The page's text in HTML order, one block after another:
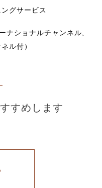
グサービス
ナショナルチャンネル、
ル付）
すめします